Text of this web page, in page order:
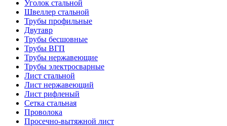
Уголок стальной
Швеллер стальной
Трубы профильные
Двутавр
Трубы бесшовные
Трубы ВГП
Трубы нержавеющие
Трубы электросварные
Лист стальной
Лист нержавеющий
Лист рифленый
Сетка стальная
Проволока
Просечно-вытяжной лист